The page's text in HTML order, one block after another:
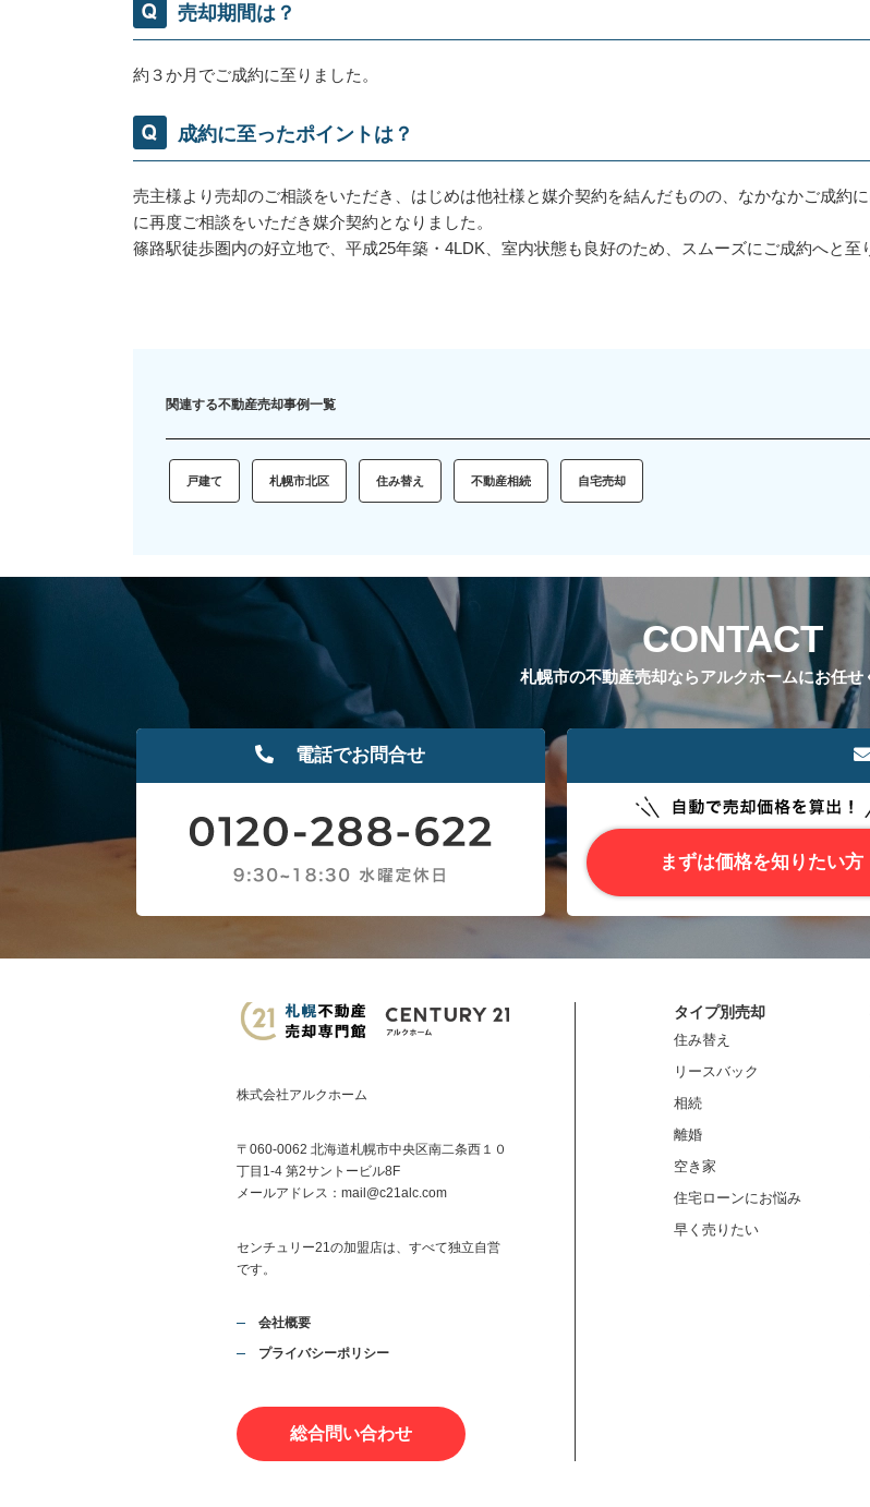
売却期間は？
約３か月でご成約に至りました。
成約に至ったポイントは？
売主様より売却のご相談をいただき、はじめは他社様と媒介契約を結んだものの、なかなかご成約
に再度ご相談をいただき媒介契約となりました。
篠路駅徒歩圏内の好立地で、平成25年築・4LDK、室内状態も良好のため、スムーズにご成約へと至
関連する不動産売却事例一覧
戸建て 札幌市北区 住み替え 不動産相続 自宅売却
CONTACT
札幌市の不動産売却ならアルクホームにお任せ
電話でお問合せ
まずは価格を知りたい方
株式会社アルクホーム
〒060-0062 北海道札幌市中央区南二条西１０
丁目1-4 第2サントービル8F
メールアドレス： mail@c21alc.com
センチュリー21の加盟店は、すべて独立自営
です。
会社概要
プライバシーポリシー
総合問い合わせ
タイプ別売却
住み替え
リースバック
相続
離婚
空き家
住宅ローンにお悩み
早く売りたい